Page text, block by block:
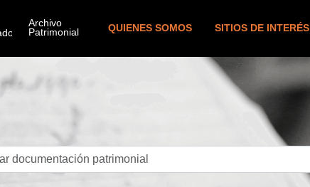
QUIENES SOMOS SITIOS DE INTERÉS